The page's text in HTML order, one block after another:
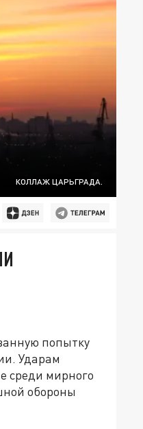
КОЛЛАЖ ЦАРЬГРАДА.
попытку
Ударам
среди мирного
обороны